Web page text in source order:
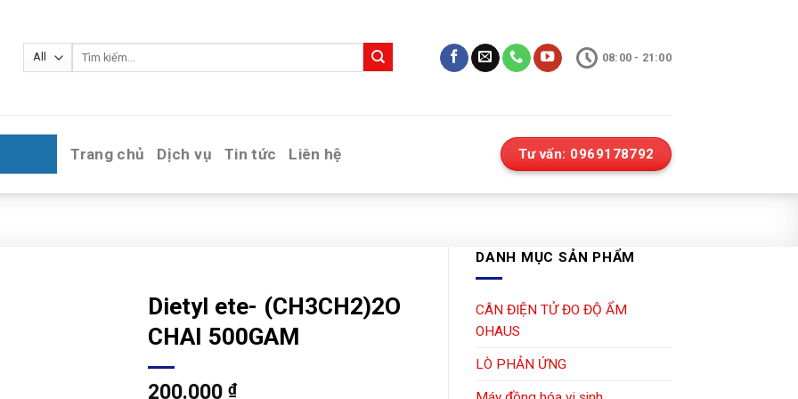
Tìm
08:00 - 21:00
Trang chủ Dịch vụ Tin tức Liên hệ Tư vấn: 0969178792
DANH MỤC SẢN PHẨM
CÂN ĐIỆN TỬ ĐO ĐỘ ẨM
OHAUS
LÒ PHẢN ỨNG
Dietyl ete- (CH3CH2)2O
CHAI 500GAM
200.000 ₫